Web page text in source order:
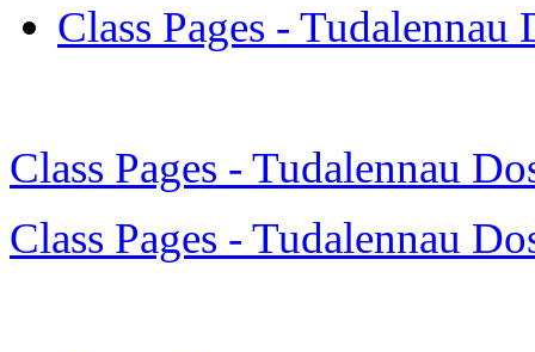
Class Pages - Tudalennau
Class Pages - Tudalennau
Class Pages - Tudalennau